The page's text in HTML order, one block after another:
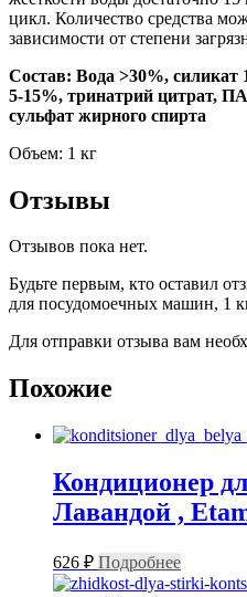
цикл. Количество средства
зависимости от степени
Состав: Вода >30%, силикат
5-15%, тринатрий цитрат,
сульфат жирного спирта
Объем: 1 кг
Отзывы
Отзывов пока нет.
Будьте первым, кто оставил
для посудомоечных машин, 1
Для отправки отзыва вам
Похожие
Кондиционер
Лавандой ,
626 ₽ Подробнее